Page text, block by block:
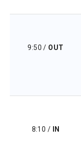
9:50 / OUT
8:10 / IN